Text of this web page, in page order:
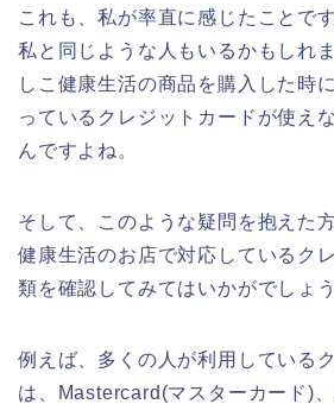
これも、私が率直に感じたことで
私と同じような人もいるかもしれ
しこ健康生活の商品を購入した時
っているクレジットカードが使え
んですよね。
そして、このような疑問を抱えた
健康生活のお店で対応しているク
類を確認してみてはいかがでしょ
例えば、多くの人が利用している
は、Mastercard(マスターカード)